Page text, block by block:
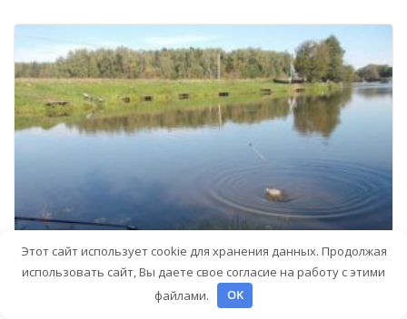
Этот сайт использует cookie для хранения данных. Продолжая
использовать сайт, Вы даете свое согласие на работу с этими
файлами.
OK